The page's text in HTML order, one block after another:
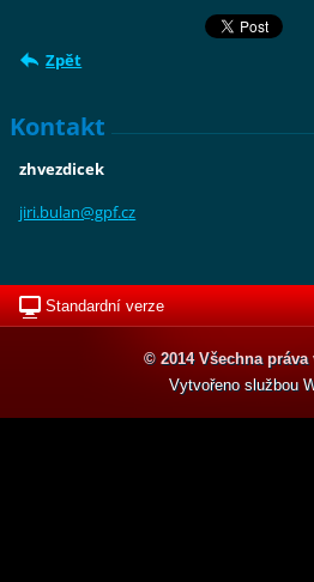
Zpět
Kontakt
zhvezdicek
jiri.bulan@gpf.cz
Standardní verze
© 2014 Všechna práva
Vytvořeno službou